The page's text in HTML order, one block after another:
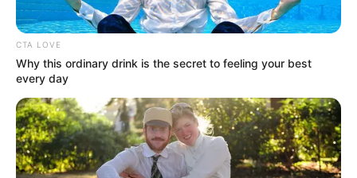
ZONA T
¡Está vivo! Aparece
desaparecido desde hace
dos semanas en Bogotá
JARDÍN INFANTIL
CTA LOVE
Why this ordinary drink is the secret to feeling your best
every day